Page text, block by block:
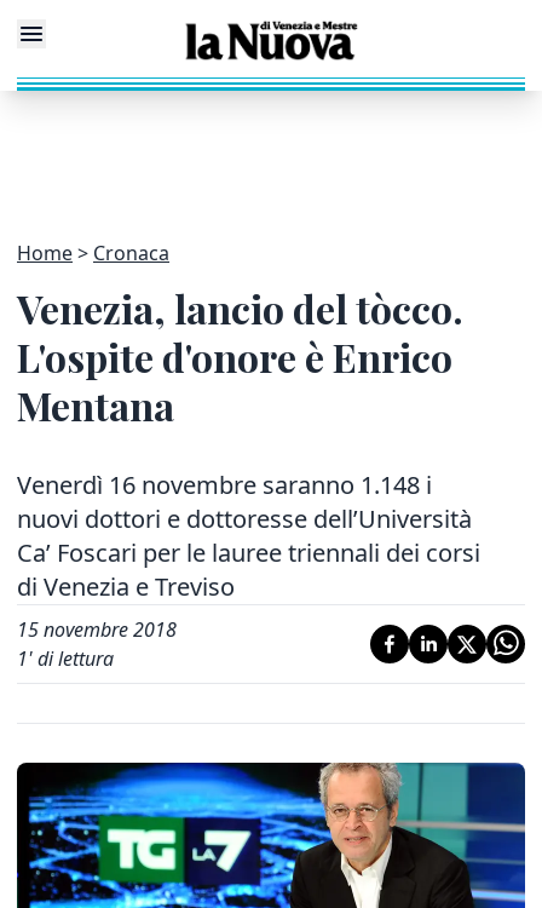
Home Cronaca
Venezia, lancio del tòcco.
L'ospite d'onore è Enrico
Mentana
Venerdì 16 novembre saranno 1.148 i
nuovi dottori e dottoresse dell’Università
Ca’ Foscari per le lauree triennali dei corsi
di Venezia e Treviso
15 novembre 2018
1' di lettura